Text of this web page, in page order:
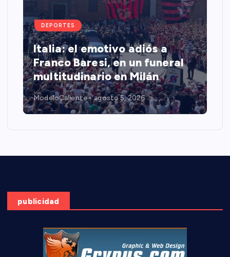
DEPORTES
Italia: el emotivo adiós a
Franco Baresi, en un funeral
multitudinario en Milán
ModeloCaliente agosto 5, 2026
publicidad